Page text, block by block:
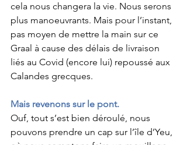
cela nous changera la vie. Nous serons
plus manoeuvrants. Mais pour l’instant,
pas moyen de mettre la main sur ce
Graal à cause des délais de livraison
liés au Covid (encore lui) repoussé aux
Calandes grecques.
Mais revenons sur le pont.
Ouf, tout s’est bien déroulé, nous
pouvons prendre un cap sur l’île d’Yeu,